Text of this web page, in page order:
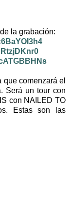
la grabación:
comenzará el
Será un tour con
con NAILED TO
Estas son las